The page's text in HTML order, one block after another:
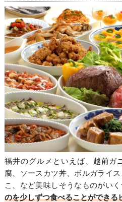
福井のグルメといえば、越前ガ
腐、ソースカツ丼、ボルガライ
こ、など美味しそうなものがい
のを少しずつ食べることができる